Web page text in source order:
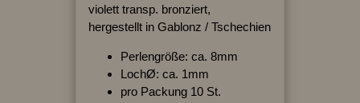
violett transp. bronziert,
hergestellt in Gablonz / Tschechien
Perlengröße: ca. 8mm
LochØ: ca. 1mm
pro Packung 10 St.